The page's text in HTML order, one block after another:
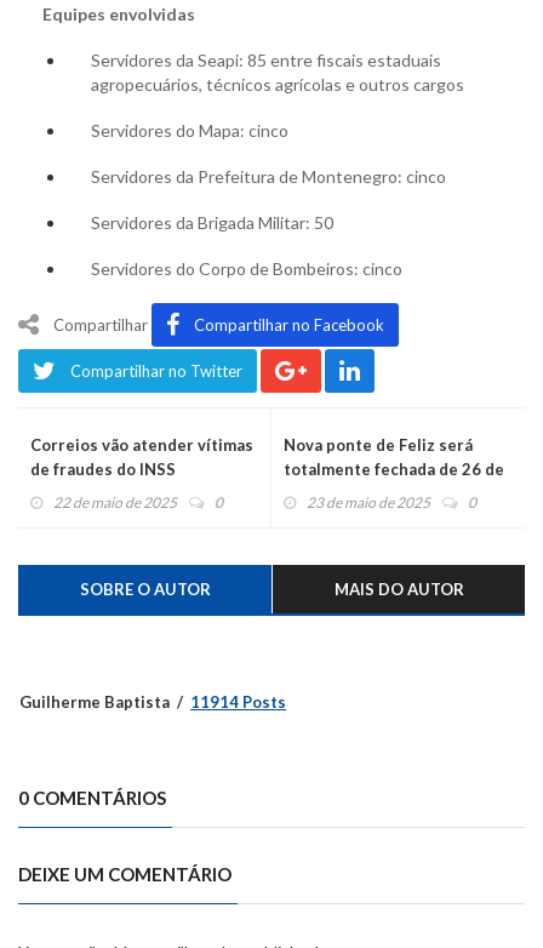
Equipes envolvidas
Servidores da Seapi: 85 entre fiscais estaduais
agropecuários, técnicos agrícolas e outros cargos
Servidores do Mapa: cinco
Servidores da Prefeitura de Montenegro: cinco
Servidores da Brigada Militar: 50
Servidores do Corpo de Bombeiros: cinco
Compartilhar Compartilhar no Facebook
Compartilhar no Twitter
Correios vão atender vítimas
de fraudes do INSS
22 de maio de 2025 0
Nova ponte de Feliz será
totalmente fechada de 26 de
maio a 8 de junho para
23 de maio de 2025 0
SOBRE O AUTOR MAIS DO AUTOR
Guilherme Baptista 11914 Posts
0 COMENTÁRIOS
DEIXE UM COMENTÁRIO